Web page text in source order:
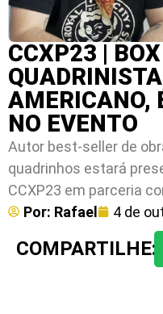
CCXP23 |
AMERICANO,
NO EVENTO
Autor best-seller de
quadrinhos estará
CCXP23 em parceria
Por: Rafael 4 de
COMPARTILHE: